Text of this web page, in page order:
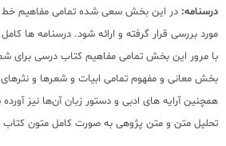
درسنامه: در این بخش سعی شده تمامی مفاهیم خط
مورد بررسی قرار گرفته و ارائه شود. درسنامه ها
با مرور این بخش تمامی مفاهیم کتاب درسی برای
بخش معانی و مفهوم تمامی ابیات و شعرها و
همچنین آرایه های ادبی و دستور زبان آن‌ها نیز
تحلیل متن و متن پژوهی به صورت کامل متون